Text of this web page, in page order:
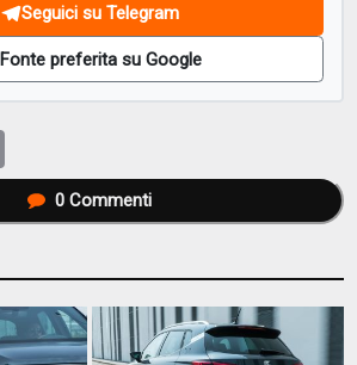
Seguici su Telegram
Fonte preferita su Google
0Commenti